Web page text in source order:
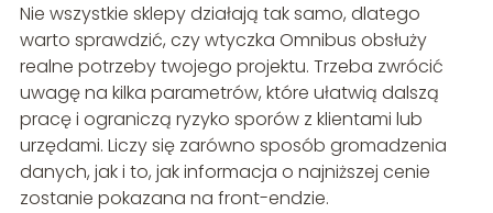
Nie wszystkie sklepy działają tak samo, dlatego
warto sprawdzić, czy wtyczka Omnibus obsłuży
realne potrzeby twojego projektu. Trzeba zwrócić
uwagę na kilka parametrów, które ułatwią dalszą
pracę i ograniczą ryzyko sporów z klientami lub
urzędami. Liczy się zarówno sposób gromadzenia
danych, jak i to, jak informacja o najniższej cenie
zostanie pokazana na front-endzie.